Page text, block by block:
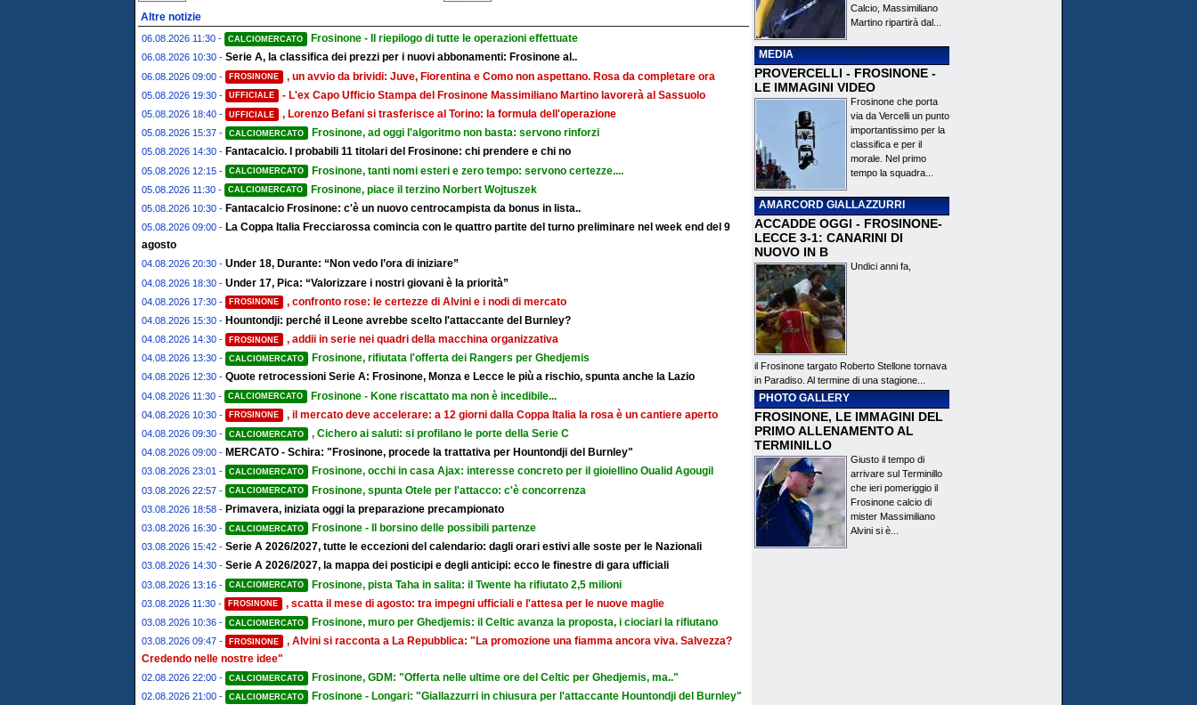
Altre notizie
06.08.2026 11:30 - CALCIOMERCATO Frosinone - Il riepilogo di tutte le operazioni effettuate
06.08.2026 10:30 - Serie A, la classifica dei prezzi per i nuovi abbonamenti: Frosinone al..
06.08.2026 09:00 - FROSINONE , un avvio da brividi: Juve, Fiorentina e Como non aspettano. Rosa da completare ora
05.08.2026 19:30 - UFFICIALE - L'ex Capo Ufficio Stampa del Frosinone Massimiliano Martino lavorerà al Sassuolo
05.08.2026 18:40 - UFFICIALE , Lorenzo Befani si trasferisce al Torino: la formula dell'operazione
05.08.2026 15:37 - CALCIOMERCATO Frosinone, ad oggi l'algoritmo non basta: servono rinforzi
05.08.2026 14:30 - Fantacalcio. I probabili 11 titolari del Frosinone: chi prendere e chi no
05.08.2026 12:15 - CALCIOMERCATO Frosinone, tanti nomi esteri e zero tempo: servono certezze....
05.08.2026 11:30 - CALCIOMERCATO Frosinone, piace il terzino Norbert Wojtuszek
05.08.2026 10:30 - Fantacalcio Frosinone: c'è un nuovo centrocampista da bonus in lista..
05.08.2026 09:00 - La Coppa Italia Frecciarossa comincia con le quattro partite del turno preliminare nel week end del 9
agosto
04.08.2026 20:30 - Under 18, Durante: “Non vedo l’ora di iniziare”
04.08.2026 18:30 - Under 17, Pica: “Valorizzare i nostri giovani è la priorità”
04.08.2026 17:30 - FROSINONE , confronto rose: le certezze di Alvini e i nodi di mercato
04.08.2026 15:30 - Hountondji: perché il Leone avrebbe scelto l'attaccante del Burnley?
04.08.2026 14:30 - FROSINONE , addii in serie nei quadri della macchina organizzativa
04.08.2026 13:30 - CALCIOMERCATO Frosinone, rifiutata l'offerta dei Rangers per Ghedjemis
04.08.2026 12:30 - Quote retrocessioni Serie A: Frosinone, Monza e Lecce le più a rischio, spunta anche la Lazio
04.08.2026 11:30 - CALCIOMERCATO Frosinone - Kone riscattato ma non è incedibile...
04.08.2026 10:30 - FROSINONE , il mercato deve accelerare: a 12 giorni dalla Coppa Italia la rosa è un cantiere aperto
04.08.2026 09:30 - CALCIOMERCATO , Cichero ai saluti: si profilano le porte della Serie C
04.08.2026 09:00 - MERCATO - Schira: "Frosinone, procede la trattativa per Hountondji del Burnley"
03.08.2026 23:01 - CALCIOMERCATO Frosinone, occhi in casa Ajax: interesse concreto per il gioiellino Oualid Agougil
03.08.2026 22:57 - CALCIOMERCATO Frosinone, spunta Otele per l'attacco: c'è concorrenza
03.08.2026 18:58 - Primavera, iniziata oggi la preparazione precampionato
03.08.2026 16:30 - CALCIOMERCATO Frosinone - Il borsino delle possibili partenze
03.08.2026 15:42 - Serie A 2026/2027, tutte le eccezioni del calendario: dagli orari estivi alle soste per le Nazionali
03.08.2026 14:30 - Serie A 2026/2027, la mappa dei posticipi e degli anticipi: ecco le finestre di gara ufficiali
03.08.2026 13:16 - CALCIOMERCATO Frosinone, pista Taha in salita: il Twente ha rifiutato 2,5 milioni
03.08.2026 11:30 - FROSINONE , scatta il mese di agosto: tra impegni ufficiali e l'attesa per le nuove maglie
03.08.2026 10:36 - CALCIOMERCATO Frosinone, muro per Ghedjemis: il Celtic avanza la proposta, i ciociari la rifiutano
03.08.2026 09:47 - FROSINONE
, Alvini si racconta a La Repubblica: "La promozione una fiamma ancora viva. Salvezza?
Credendo nelle nostre idee"
02.08.2026 22:00 - CALCIOMERCATO Frosinone, GDM: "Offerta nelle ultime ore del Celtic per Ghedjemis, ma.."
02.08.2026 21:00 - CALCIOMERCATO Frosinone - Longari: "Giallazzurri in chiusura per l'attaccante Hountondji del Burnley"
Calcio, Massimiliano
Martino ripartirà dal...
MEDIA
PROVERCELLI - FROSINONE -
LE IMMAGINI VIDEO
Frosinone che porta
via da Vercelli un punto
importantissimo per la
classifica e per il
morale. Nel primo
tempo la squadra...
AMARCORD GIALLAZZURRI
ACCADDE OGGI - FROSINONE-
LECCE 3-1: CANARINI DI
NUOVO IN B
Undici anni fa,
il Frosinone targato Roberto Stellone tornava
in Paradiso. Al termine di una stagione...
PHOTO GALLERY
FROSINONE, LE IMMAGINI DEL
PRIMO ALLENAMENTO AL
TERMINILLO
Giusto il tempo di
arrivare sul Terminillo
che ieri pomeriggio il
Frosinone calcio di
mister Massimiliano
Alvini si è...